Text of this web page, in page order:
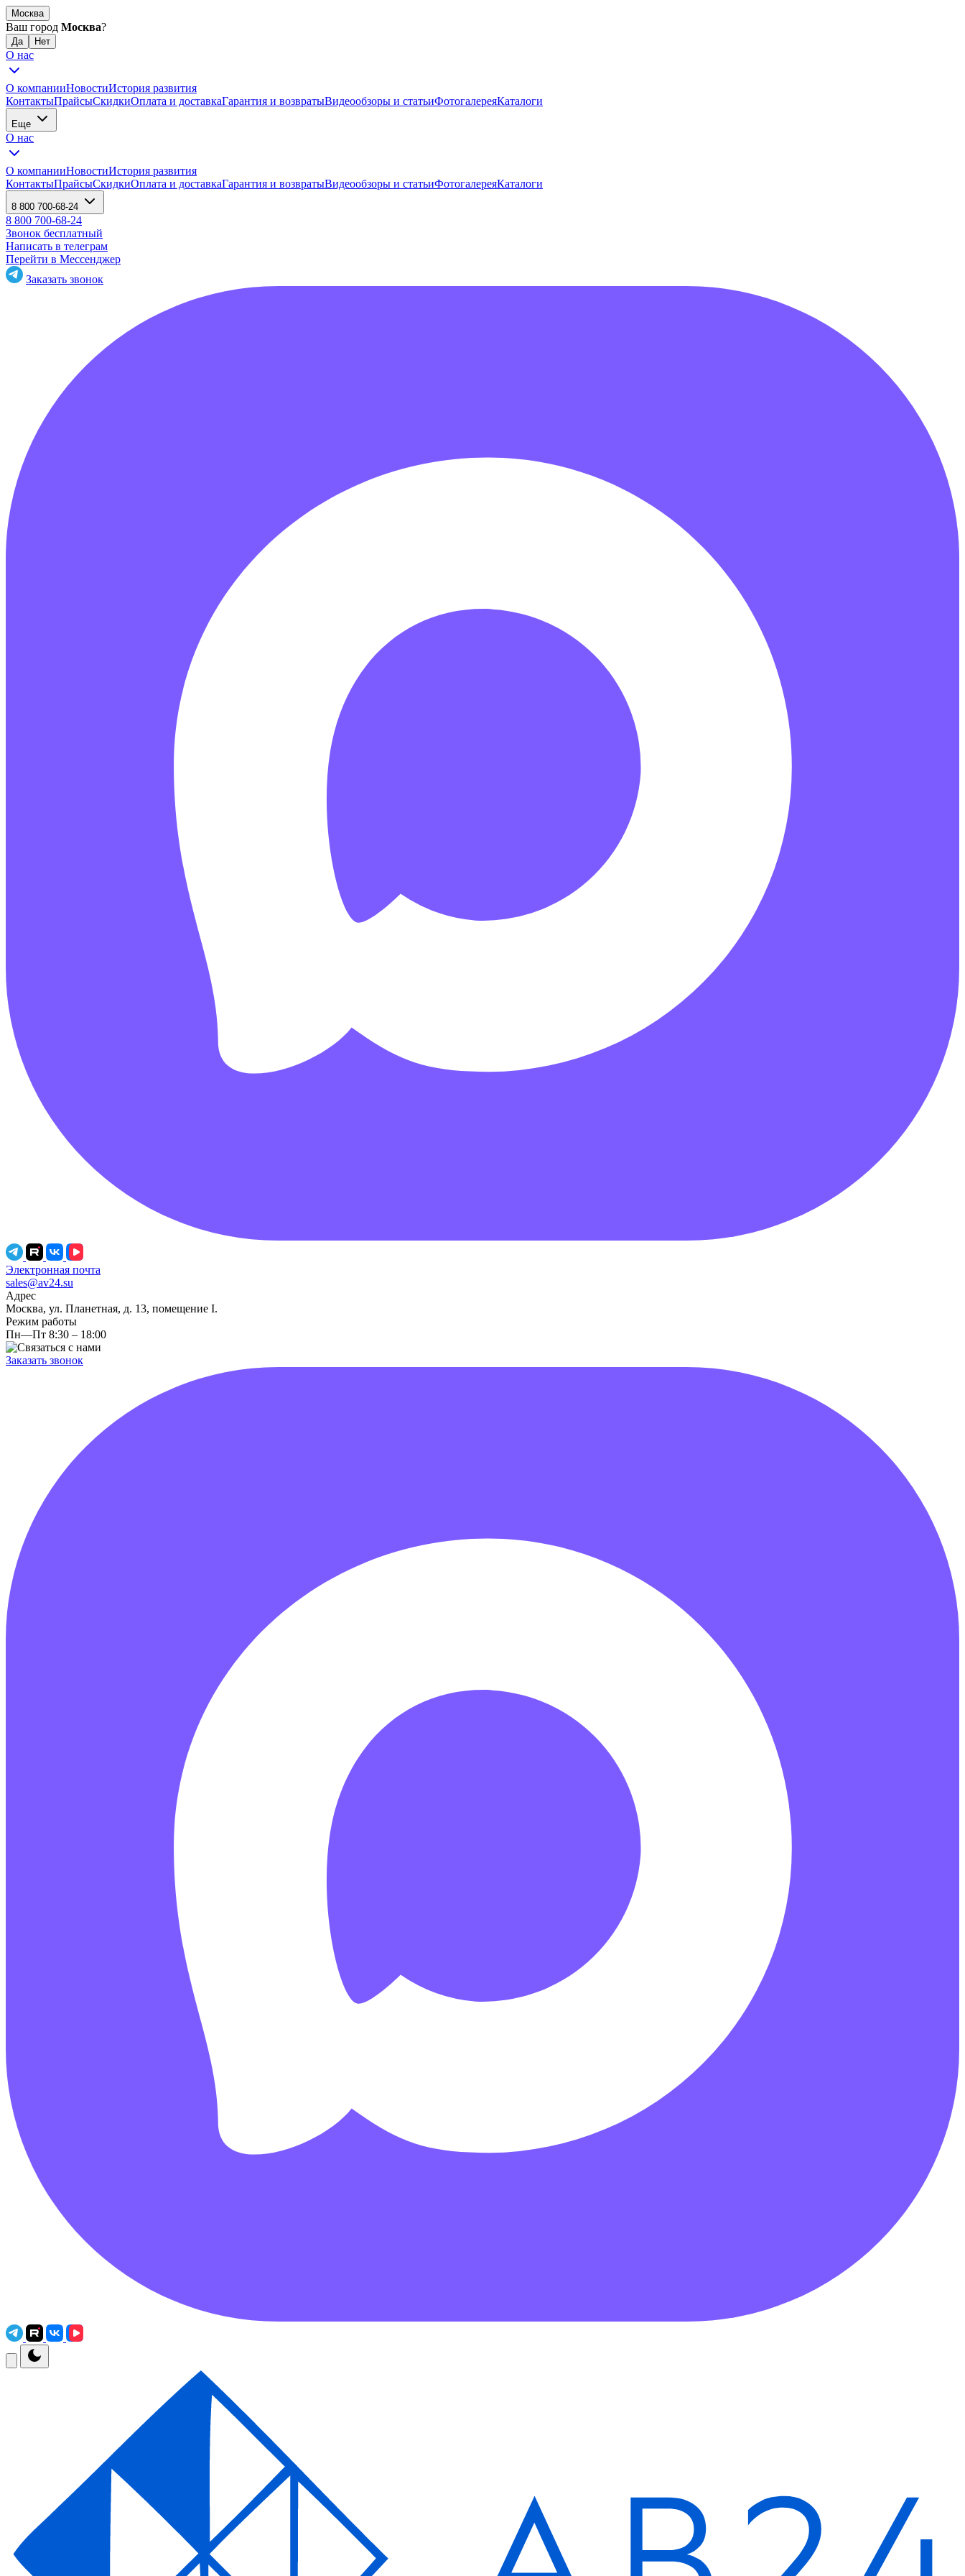
Москва
Ваш город Москва?
О нас
О компанииНовостиИстория развития
КонтактыПрайсыСкидкиОплата и доставкаГарантия и возвратыВидеообзоры и статьиФотогалереяКаталоги
Еще
О нас
О компанииНовостиИстория развития
КонтактыПрайсыСкидкиОплата и доставкаГарантия и возвратыВидеообзоры и статьиФотогалереяКаталоги
8 800 700-68-24
8 800 700-68-24
Звонок бесплатный
Написать в телеграм
Перейти в Мессенджер
Заказать звонок
Электронная почта
sales@av24.su
Адрес
Москва, ул. Планетная, д. 13, помещение I.
Режим работы
Пн—Пт 8:30 – 18:00
Заказать звонок